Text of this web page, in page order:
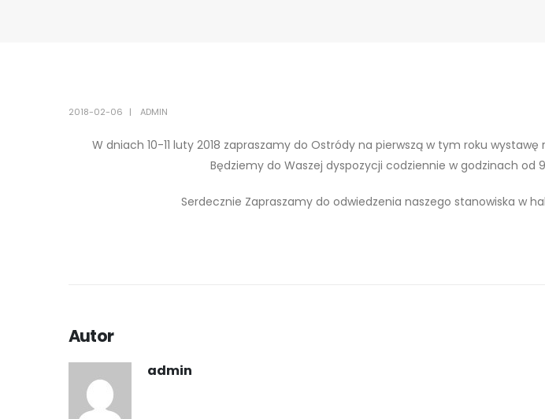
2018-02-06 ADMIN
W dniach 10-11 luty 2018 zapraszamy do Ostródy na pierwszą w tym roku wystawę
Będziemy do Waszej dyspozycji codziennie w godzinach od
Serdecznie Zapraszamy do odwiedzenia naszego stanowiska w
Autor
admin